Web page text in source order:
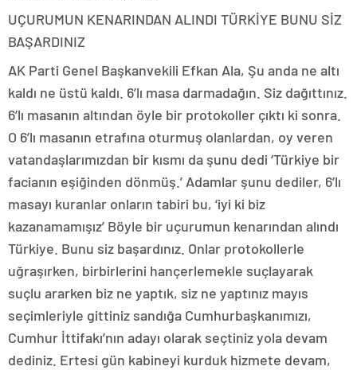
UÇURUMUN KENARINDAN ALINDI TÜRKİYE BUNU SİZ
BAŞARDINIZ
AK Parti Genel Başkanvekili Efkan Ala, Şu anda ne altı
kaldı ne üstü kaldı. 6’lı masa darmadağın. Siz dağıttınız.
6’lı masanın altından öyle bir protokoller çıktı ki sonra.
O 6’lı masanın etrafına oturmuş olanlardan, oy veren
vatandaşlarımızdan bir kısmı da şunu dedi ‘Türkiye bir
facianın eşiğinden dönmüş.’ Adamlar şunu dediler, 6’lı
masayı kuranlar onların tabiri bu, ‘iyi ki biz
kazanamamışız’ Böyle bir uçurumun kenarından alındı
Türkiye. Bunu siz başardınız. Onlar protokollerle
uğraşırken, birbirlerini hançerlemekle suçlayarak
suçlu ararken biz ne yaptık, siz ne yaptınız mayıs
seçimleriyle gittiniz sandığa Cumhurbaşkanımızı,
Cumhur İttifakı’nın adayı olarak seçtiniz yola devam
dediniz. Ertesi gün kabineyi kurduk hizmete devam,